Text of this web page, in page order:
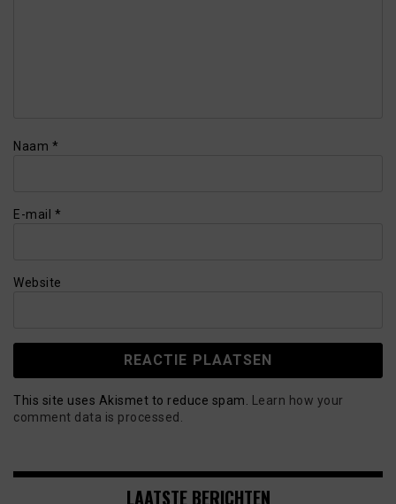
Naam *
E-mail *
Website
This site uses Akismet to reduce spam. Learn how your
comment data is processed.
LAATSTE BERICHTEN